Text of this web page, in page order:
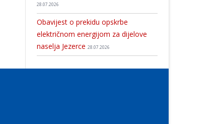
28.07.2026
Obavijest o prekidu opskrbe
električnom energijom za dijelove
naselja Jezerce 28.07.2026